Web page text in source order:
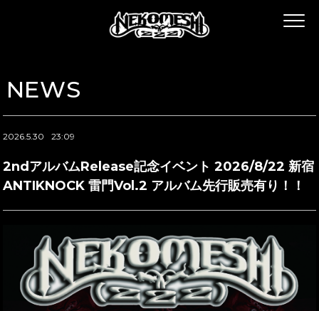
NEWS
2026.5.30 23:09
2ndアルバムRelease記念イベント 2026/8/22 新宿
ANTIKNOCK 雷門Vol.2 アルバム先行販売有り！！